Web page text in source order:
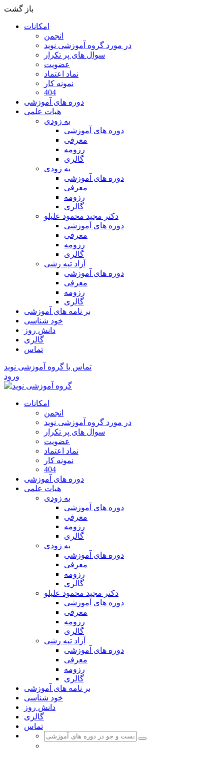
باز گشت
امکانات
انجمن
در مورد گروه آموزشی نوید
سوال های پر تکرار
عضویت
نماد اعتماد
نمونه کار
404
دوره های آموزشی
هیات علمی
به زودی
دوره های آموزشی
معرفی
رزومه
گالری
به زودی
دوره های آموزشی
معرفی
رزومه
گالری
دکتر مجید محمود علیلو
دوره های آموزشی
معرفی
رزومه
گالری
آزاد تپه رشی
دوره های آموزشی
معرفی
رزومه
گالری
بر نامه های آموزشی
خود شناسی
دانش روز
گالری
تماس
تماس با گروه آموزشی نوید
ورود
امکانات
انجمن
در مورد گروه آموزشی نوید
سوال های پر تکرار
عضویت
نماد اعتماد
نمونه کار
404
دوره های آموزشی
هیات علمی
به زودی
دوره های آموزشی
معرفی
رزومه
گالری
به زودی
دوره های آموزشی
معرفی
رزومه
گالری
دکتر مجید محمود علیلو
دوره های آموزشی
معرفی
رزومه
گالری
آزاد تپه رشی
دوره های آموزشی
معرفی
رزومه
گالری
بر نامه های آموزشی
خود شناسی
دانش روز
گالری
تماس